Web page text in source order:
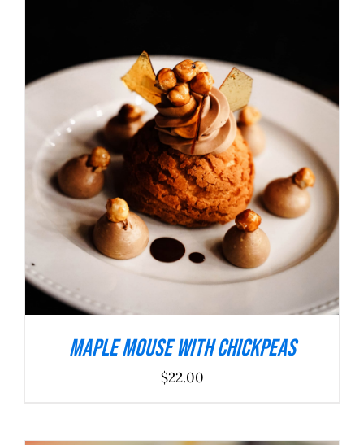
ADICIONAR / DETALHES
Maple Mouse With Chickpeas
$22.00